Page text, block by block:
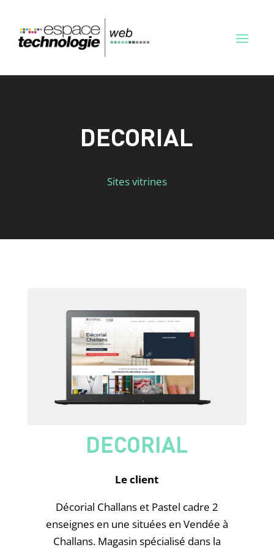
DECORIAL
Sites vitrines
DECORIAL
Le client
Décorial Challans et Pastel cadre 2
enseignes en une situées en Vendée à
Challans. Magasin spécialisé dans la